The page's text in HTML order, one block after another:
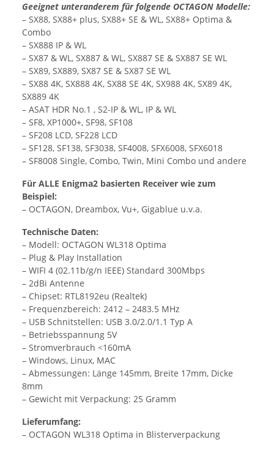
Geeignet unteranderem für folgende OCTAGON Modelle:
– SX88, SX88+ plus, SX88+ SE & WL, SX88+ Optima &
Combo
– SX888 IP & WL
– SX87 & WL, SX887 & WL, SX887 SE & SX887 SE WL
– SX89, SX889, SX87 SE & SX87 SE WL
– SX88 4K, SX888 4K, SX88 SE 4K, SX988 4K, SX89 4K,
SX889 4K
– ASAT HDR No.1 , S2-IP & WL, IP & WL
– SF8, XP1000+, SF98, SF108
– SF208 LCD, SF228 LCD
– SF128, SF138, SF3038, SF4008, SFX6008, SFX6018
– SF8008 Single, Combo, Twin, Mini Combo und andere
Für ALLE Enigma2 basierten Receiver wie zum
Beispiel:
– OCTAGON, Dreambox, Vu+, Gigablue u.v.a.
Technische Daten:
– Modell: OCTAGON WL318 Optima
– Plug & Play Installation
– WIFI 4 (02.11b/g/n IEEE) Standard 300Mbps
– 2dBi Antenne
– Chipset: RTL8192eu (Realtek)
– Frequenzbereich: 2412 – 2483.5 MHz
– USB Schnitstellen: USB 3.0/2.0/1.1 Typ A
– Betriebsspannung 5V
– Stromverbrauch <160mA
– Windows, Linux, MAC
– Abmessungen: Länge 145mm, Breite 17mm, Dicke
8mm
– Gewicht mit Verpackung: 25 Gramm
Lieferumfang:
– OCTAGON WL318 Optima in Blisterverpackung